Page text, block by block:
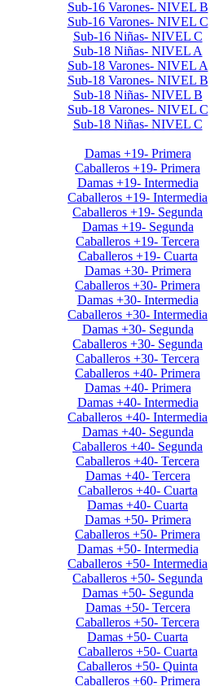
Sub-16 Varones- NIVEL B
Sub-16 Varones- NIVEL C
Sub-16 Niñas- NIVEL C
Sub-18 Niñas- NIVEL A
Sub-18 Varones- NIVEL A
Sub-18 Varones- NIVEL B
Sub-18 Niñas- NIVEL B
Sub-18 Varones- NIVEL C
Sub-18 Niñas- NIVEL C
Damas +19- Primera
Caballeros +19- Primera
Damas +19- Intermedia
Caballeros +19- Intermedia
Caballeros +19- Segunda
Damas +19- Segunda
Caballeros +19- Tercera
Caballeros +19- Cuarta
Damas +30- Primera
Caballeros +30- Primera
Damas +30- Intermedia
Caballeros +30- Intermedia
Damas +30- Segunda
Caballeros +30- Segunda
Caballeros +30- Tercera
Caballeros +40- Primera
Damas +40- Primera
Damas +40- Intermedia
Caballeros +40- Intermedia
Damas +40- Segunda
Caballeros +40- Segunda
Caballeros +40- Tercera
Damas +40- Tercera
Caballeros +40- Cuarta
Damas +40- Cuarta
Damas +50- Primera
Caballeros +50- Primera
Damas +50- Intermedia
Caballeros +50- Intermedia
Caballeros +50- Segunda
Damas +50- Segunda
Damas +50- Tercera
Caballeros +50- Tercera
Damas +50- Cuarta
Caballeros +50- Cuarta
Caballeros +50- Quinta
Caballeros +60- Primera